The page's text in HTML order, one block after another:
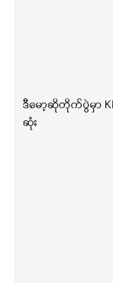
ဒီမော့ဆိုတိုက်ပွဲမှာ
ဆုံး